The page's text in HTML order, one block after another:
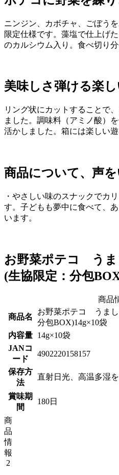
ニンジン、カボチャ、ごぼう
限定仕様です。藻塩で仕上げ
のカルシウム入り。食べ切り分
美味しさ弾ける楽
リング状にカットすることで
ました。調味料（アミノ酸）
活かしました。箱には楽しい遊
商品について、声を
・やさしい味のスナックでカ
す。子どもも夢中に食べて、
います。
お野菜ポテコ うま
(生協限定：分包
商品
商品名
お野菜ポテコ うまし
分包BOX)14g×10袋
内容量 14g×10袋
JANコ
ード
4902220158157
保存方
法
直射日光、高温多湿
賞味期
間
180日
商
品
情
報
2